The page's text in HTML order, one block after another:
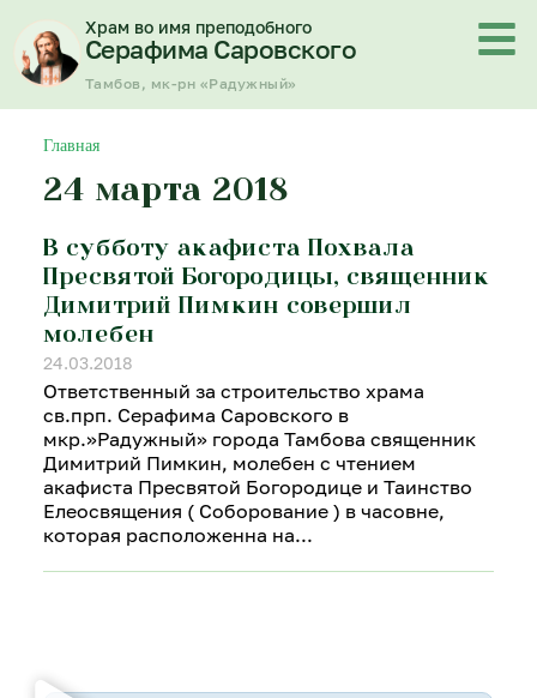
содержимому
Храм во имя преподобного
Серафима Саровского
Тамбов, мк-рн «Радужный»
Главная
24 марта 2018
В субботу акафиста Похвала
Пресвятой Богородицы, священник
Димитрий Пимкин совершил
молебен
24.03.2018
Ответственный за строительство храма
св.прп. Серафима Саровского в
мкр.»Радужный» города Тамбова священник
Димитрий Пимкин, молебен с чтением
акафиста Пресвятой Богородице и Таинство
Елеосвящения ( Соборование ) в часовне,
которая расположенна на